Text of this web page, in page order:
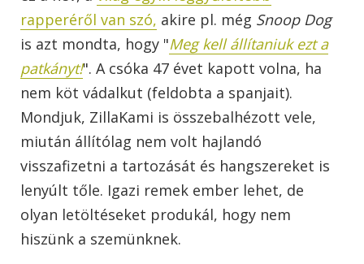
rapperéről van szó, akire pl. még Snoop Dog
is azt mondta, hogy "Meg kell állítaniuk ezt a
patkányt!". A csóka 47 évet kapott volna, ha
nem köt vádalkut (feldobta a spanjait).
Mondjuk, ZillaKami is összebalhézott vele,
miután állítólag nem volt hajlandó
visszafizetni a tartozását és hangszereket is
lenyúlt tőle. Igazi remek ember lehet, de
olyan letöltéseket produkál, hogy nem
hiszünk a szemünknek.